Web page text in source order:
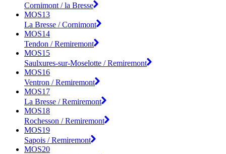
Cornimont / la Bresse
MOS13
La Bresse / Cornimont
MOS14
Tendon / Remiremont
MOS15
Saulxures-sur-Moselotte / Remiremont
MOS16
Ventron / Remiremont
MOS17
La Bresse / Remiremont
MOS18
Rochesson / Remiremont
MOS19
Sapois / Remiremont
MOS20